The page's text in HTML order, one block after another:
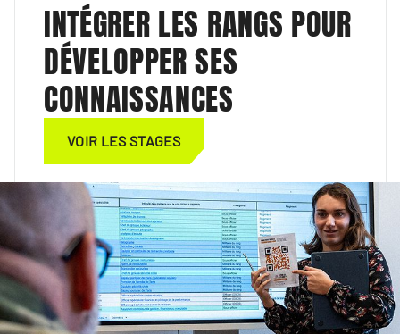
INTÉGRER LES RANGS POUR
DÉVELOPPER SES
CONNAISSANCES
VOIR LES STAGES